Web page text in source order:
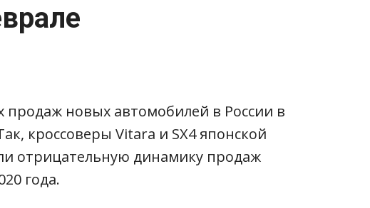
продаж новых автомобилей в России в
кроссоверы Vitara и SX4 японской
отрицательную динамику продаж
года.